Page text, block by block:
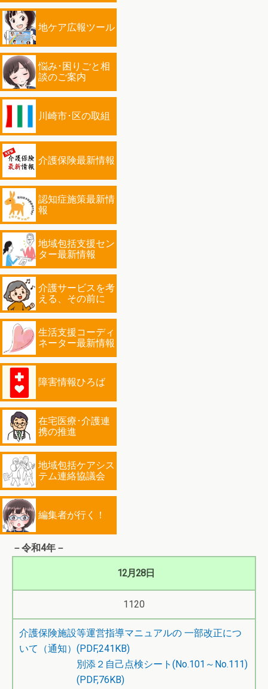
地ケア広報ツール
悩み･困りごと相
談のご案内
川崎市･区の取組
介護保険最新情報
認知症施策最新情
報
地域包括支援セン
ター最新情報
介護サービスを考
える、その前に
生活支援コーディ
ネーター最新情報
障害情報ひろば
在宅医療･介護連
携の推進
地域包括ケアシス
テム連絡協議会
編集者が行く！
－令和4年－
12月28日
1120
介護保険施設等運営指導マニュアルの 一部改正につ
いて（通知）(PDF,241KB)
別添２自己点検シート(No.101～No.111)
(PDF,76KB)